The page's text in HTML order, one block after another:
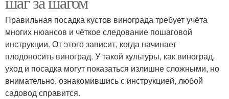
Правильная посадка кустов винограда требует учёта
многих нюансов и чёткое следование пошаговой
инструкции. От этого зависит, когда начинает
плодоносить виноград. У такой культуры, как виноград,
уход и посадка могут показаться излишне сложными, но
внимательно, ознакомившись с инструкцией, любой
садовод справится.